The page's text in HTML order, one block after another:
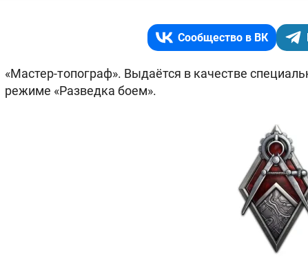
Сообщество в ВК
«Мастер-топограф». Выдаётся в качестве
режиме «Разведка боем».